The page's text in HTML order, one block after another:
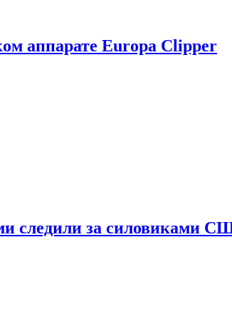
аппарате Europa Clipper
следили за силовиками